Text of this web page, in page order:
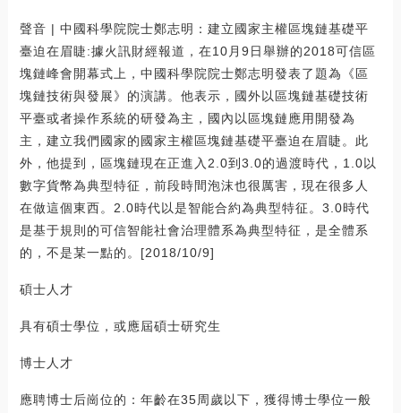
聲音 | 中國科學院院士鄭志明：建立國家主權區塊鏈基礎平
臺迫在眉睫:據火訊財經報道，在10月9日舉辦的2018可信區
塊鏈峰會開幕式上，中國科學院院士鄭志明發表了題為《區
塊鏈技術與發展》的演講。他表示，國外以區塊鏈基礎技術
平臺或者操作系統的研發為主，國內以區塊鏈應用開發為
主，建立我們國家的國家主權區塊鏈基礎平臺迫在眉睫。此
外，他提到，區塊鏈現在正進入2.0到3.0的過渡時代，1.0以
數字貨幣為典型特征，前段時間泡沫也很厲害，現在很多人
在做這個東西。2.0時代以是智能合約為典型特征。3.0時代
是基于規則的可信智能社會治理體系為典型特征，是全體系
的，不是某一點的。[2018/10/9]
碩士人才
具有碩士學位，或應屆碩士研究生
博士人才
應聘博士后崗位的：年齡在35周歲以下，獲得博士學位一般